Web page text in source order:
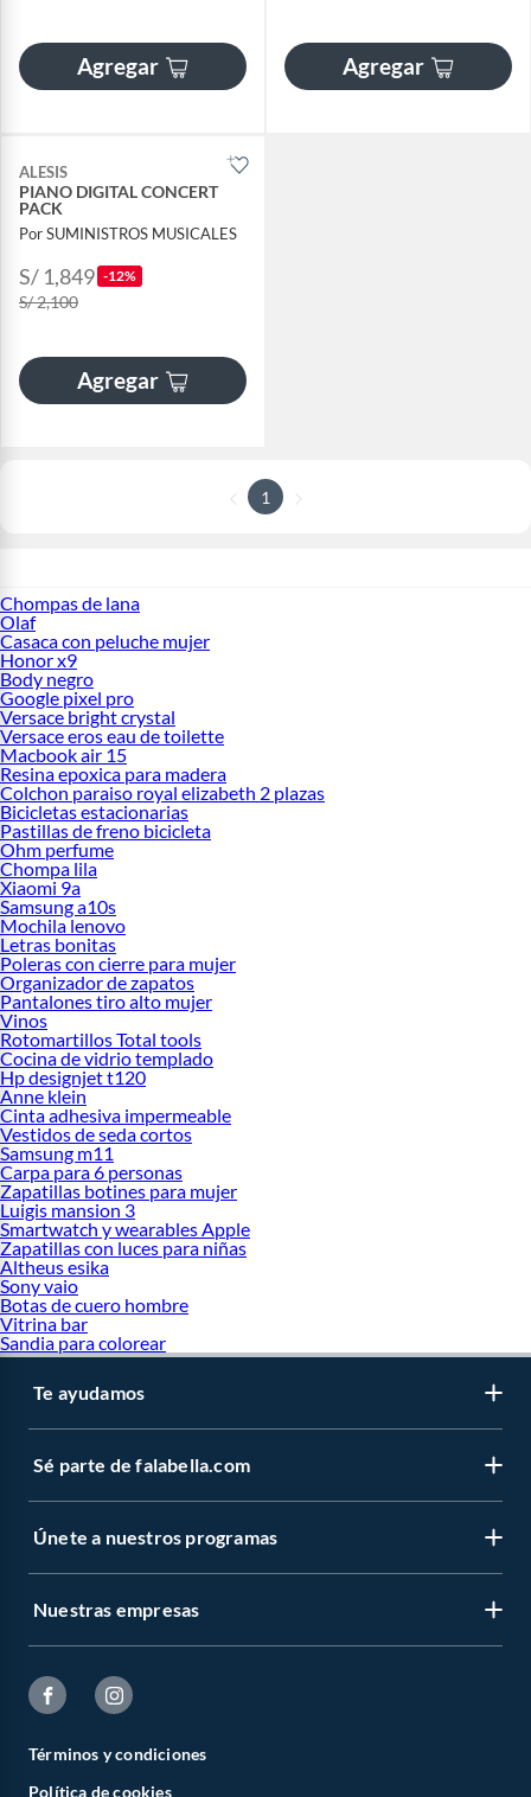
Agregar Agregar
ALESIS
PIANO DIGITAL CONCERT
PACK
Por SUMINISTROS MUSICALES
S/ 1,849 -12%
S/ 2,100
Agregar
1
Chompas de lana
Olaf
Casaca con peluche mujer
Honor x9
Body negro
Google pixel pro
Versace bright crystal
Versace eros eau de toilette
Macbook air 15
Resina epoxica para madera
Colchon paraiso royal elizabeth 2 plazas
Bicicletas estacionarias
Pastillas de freno bicicleta
Ohm perfume
Chompa lila
Xiaomi 9a
Samsung a10s
Mochila lenovo
Letras bonitas
Poleras con cierre para mujer
Organizador de zapatos
Pantalones tiro alto mujer
Vinos
Rotomartillos Total tools
Cocina de vidrio templado
Hp designjet t120
Anne klein
Cinta adhesiva impermeable
Vestidos de seda cortos
Samsung m11
Carpa para 6 personas
Zapatillas botines para mujer
Luigis mansion 3
Smartwatch y wearables Apple
Zapatillas con luces para niñas
Altheus esika
Sony vaio
Botas de cuero hombre
Vitrina bar
Sandia para colorear
Te ayudamos
Sé parte de falabella.com
Únete a nuestros programas
Nuestras empresas
Términos y condiciones
Política de cookies